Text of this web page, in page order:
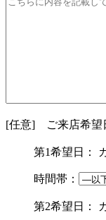
[任意] ご来店希望
第1希望日：
時間帯：
第2希望日：